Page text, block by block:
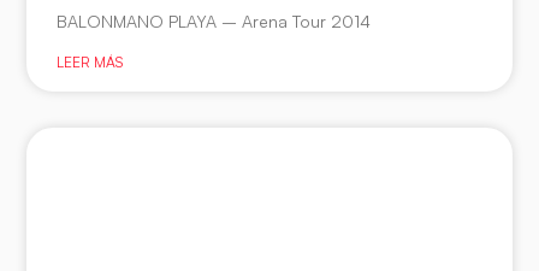
BALONMANO PLAYA – Arena Tour 2014
LEER MÁS